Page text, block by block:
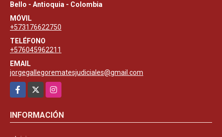
Bello - Antioquia - Colombia
MÓVIL
+573176622750
TELÉFONO
+576045962211
EMAIL
jorgegallegorematesjudiciales@gmail.com
Facebook
Instagram
INFORMACIÓN